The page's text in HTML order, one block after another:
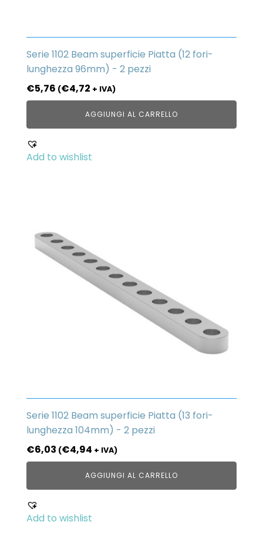
Serie 1102 Beam superficie Piatta (12 fori-
lunghezza 96mm) - 2 pezzi
€5,76 (€4,72 + IVA)
AGGIUNGI AL CARRELLO
Add to wishlist
Serie 1102 Beam superficie Piatta (13 fori-
lunghezza 104mm) - 2 pezzi
€6,03 (€4,94 + IVA)
AGGIUNGI AL CARRELLO
Add to wishlist